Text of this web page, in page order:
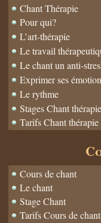
Chant Thérapie
Pour qui?
L’art-thérapie
Le travail
Le chant un anti-
Exprimer ses
Le rythme
Stages Chant thérapie
Tarifs Chant thérapie
Cours de chant
Le chant
Stage Chant
Tarifs Cours de chant